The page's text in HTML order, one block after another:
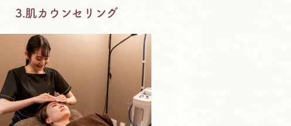
3.肌カウンセリング